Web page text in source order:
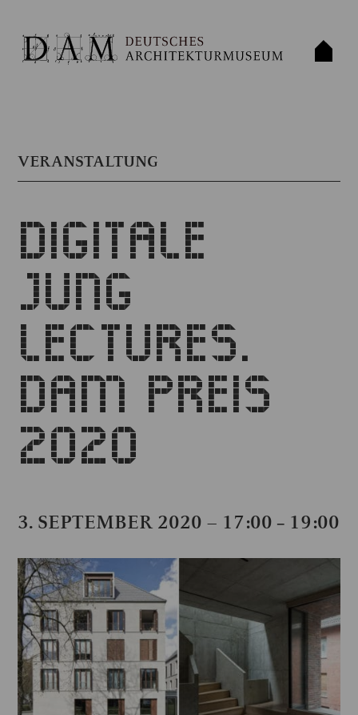
VERANSTALTUNG
DIGITALE
JUNG
LECTURES.
DAM PREIS
2020
3. SEPTEMBER 2020 – 17:00 – 19:00